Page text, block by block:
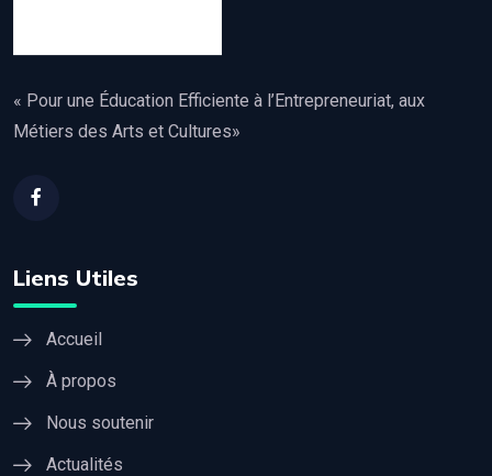
« Pour une Éducation Efficiente à l’Entrepreneuriat, aux
Métiers des Arts et Cultures»
Liens Utiles
Accueil
À propos
Nous soutenir
Actualités